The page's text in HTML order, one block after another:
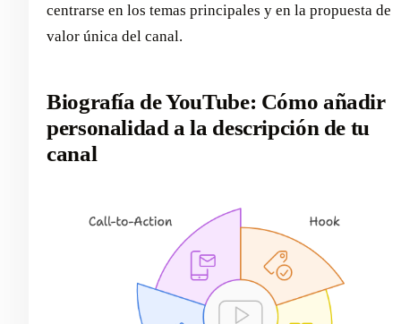
centrarse en los temas principales y en la propuesta de
valor única del canal.
Biografía de YouTube: Cómo añadir
personalidad a la descripción de tu
canal